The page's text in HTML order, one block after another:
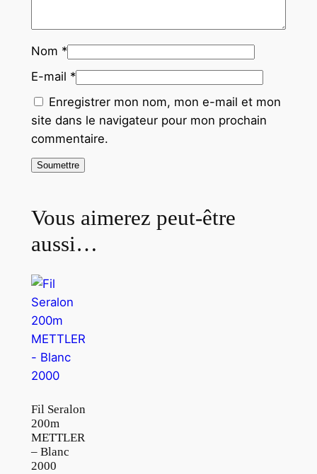
Nom *
E-mail *
Enregistrer mon nom, mon e-mail et mon
site dans le navigateur pour mon prochain
commentaire.
Vous aimerez peut-être
aussi…
Fil Seralon
200m
METTLER
– Blanc
2000